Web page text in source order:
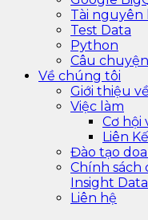
Tài nguyên
Test Data
Python
Câu
Về chúng tôi
Giới thiệu
Việc làm
Cơ hội
Liên
Đào tạo
Chính sách
Insight Data
Liên hệ